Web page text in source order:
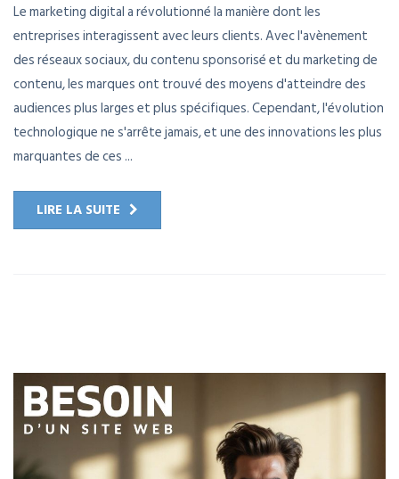
Le marketing digital a révolutionné la manière dont les
entreprises interagissent avec leurs clients. Avec l'avènement
des réseaux sociaux, du contenu sponsorisé et du marketing de
contenu, les marques ont trouvé des moyens d'atteindre des
audiences plus larges et plus spécifiques. Cependant, l'évolution
technologique ne s'arrête jamais, et une des innovations les plus
marquantes de ces ...
LIRE LA SUITE